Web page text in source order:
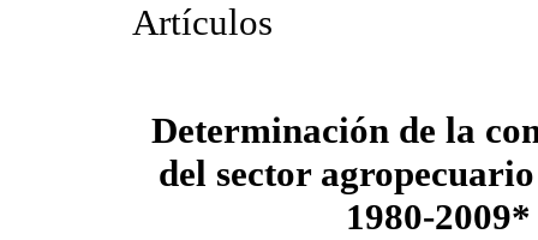
Artículos
Determinación de la
del sector
1980-2009*